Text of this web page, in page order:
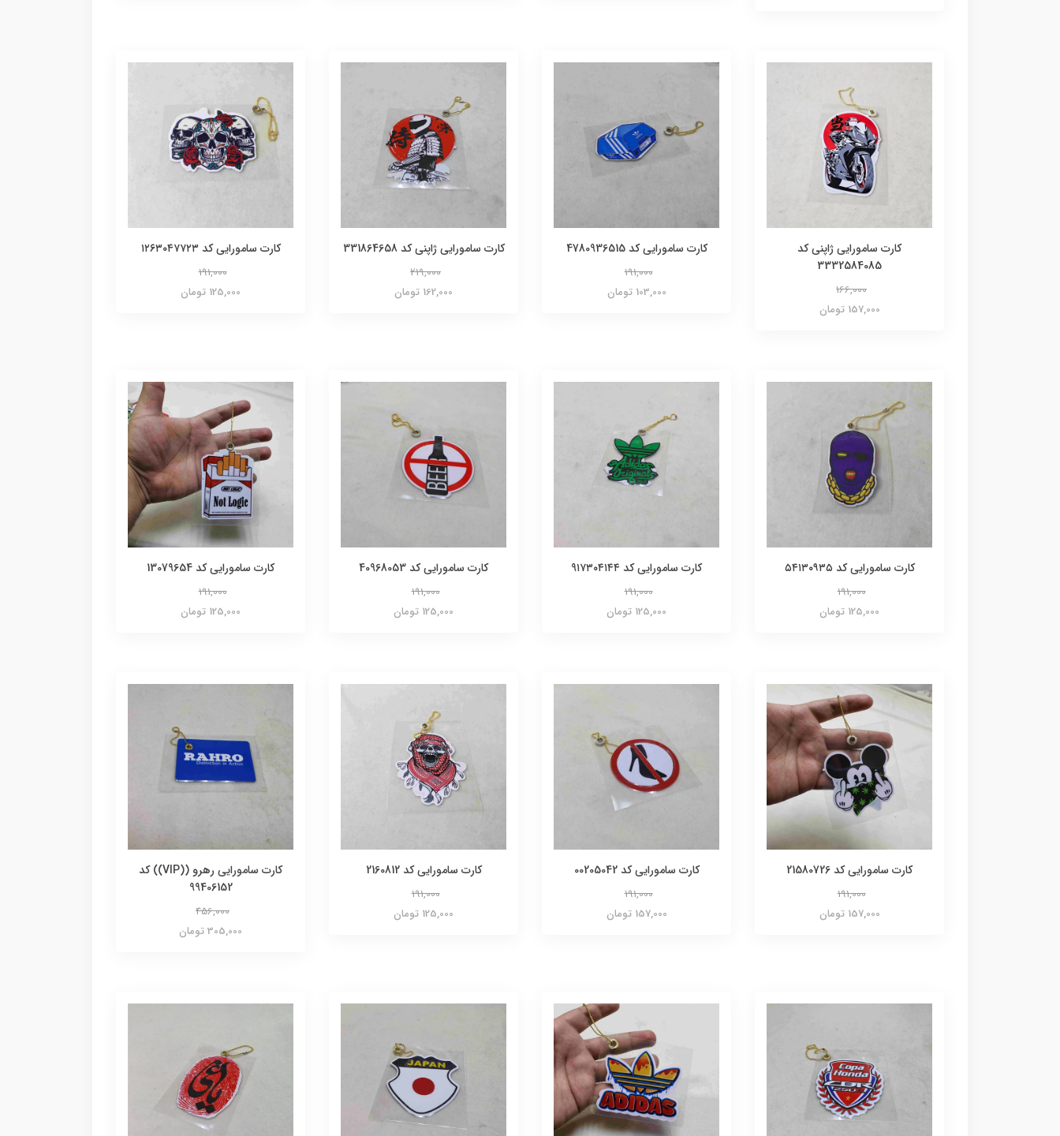
کارت سامورایی ژاپنی کد
3332584085
166,000
157,000 تومان
کارت سامورایی کد 4780936515
191,000
103,000 تومان
کارت سامورایی ژاپنی کد 331864658
219,000
162,000 تومان
کارت سامورایی کد ۱۲۶۳۰۴۷۷۲۳
191,000
125,000 تومان
کارت سامورایی کد ۵۴۱۳۰۹۳۵
191,000
125,000 تومان
کارت سامورایی کد 9۱۷۳۰۴۱۴۴
191,000
125,000 تومان
کارت سامورایی کد 40968053
191,000
125,000 تومان
کارت سامورایی کد 13079654
191,000
125,000 تومان
کارت سامورایی کد 21580726
191,000
157,000 تومان
کارت سامورایی کد 00205042
191,000
157,000 تومان
کارت سامورایی کد 2160812
191,000
125,000 تومان
کارت سامورایی رهرو ((VIP)) کد
99406152
456,000
305,000 تومان